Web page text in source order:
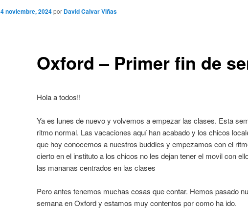
Oxford – Primer fin de
4 noviembre, 2024por David Calvar Viñas
Hola a todos!!
Ya es lunes de nuevo y volvemos a empezar las clases. Esta
ritmo normal. Las vacaciones aquí han acabado y los chicos
que hoy conocemos a nuestros buddies y empezamos con el
cierto en el instituto a los chicos no les dejan tener el movil con
las mananas centrados en las clases
Pero antes tenemos muchas cosas que contar. Hemos pasado
semana en Oxford y estamos muy contentos por como ha ido.